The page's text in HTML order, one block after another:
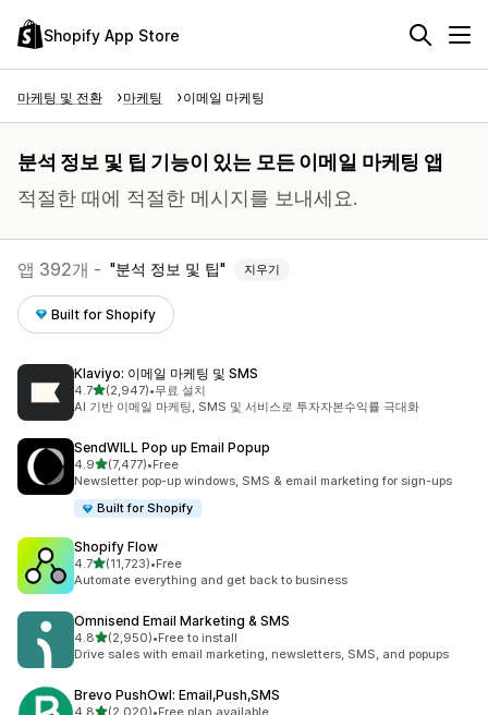
Shopify App Store
마케팅 및 전환 마케팅 이메일 마케팅
분석 정보 및 팁 기능이 있는 모든 이메일 마케팅 앱
적절한 때에 적절한 메시지를 보내세요.
앱 392개 - 분석 정보 및 팁 지우기
Built for Shopify
Klaviyo: 이메일 마케팅 및 SMS
4.7별 5개 중
(2,947)
총 리뷰 2947개
•무료 설치
AI 기반 이메일 마케팅, SMS 및 서비스로 투자자본수익률 극대화
SendWILL Pop up Email Popup
4.9별 5개 중
(7,477)
총 리뷰 7477개
•Free
Newsletter pop-up windows, SMS & email marketing for sign-ups
Built for Shopify
Shopify Flow
4.7별 5개 중
(11,723)
총 리뷰 11723개
•Free
Automate everything and get back to business
Omnisend Email Marketing & SMS
4.8별 5개 중
(2,950)
총 리뷰 2950개
•Free to install
Drive sales with email marketing, newsletters, SMS, and popups
Brevo PushOwl: Email,Push,SMS
4.8별 5개 중
(2,020)•Free plan available